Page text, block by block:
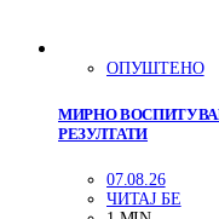
ОПУШТЕНО
МИРНО
РЕЗУЛТАТИ
07.08.26
ЧИТАЈ БЕ